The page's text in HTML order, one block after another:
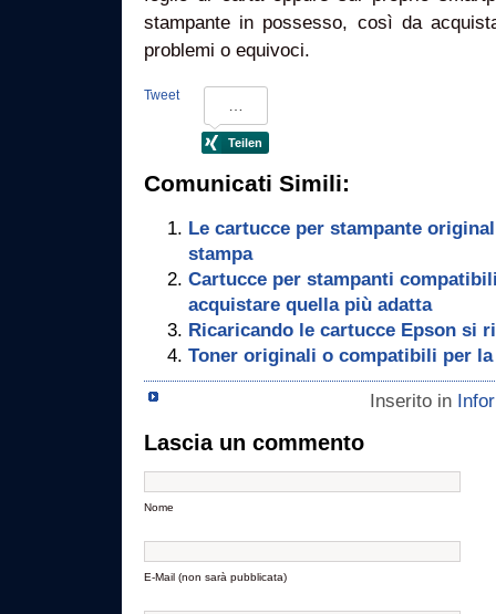
stampante in possesso, così da
problemi o equivoci.
Tweet
Comunicati Simili:
Le cartucce per stampante
stampa
Cartucce per stampanti
acquistare quella più adatta
Ricaricando le cartucce Epson si
Toner originali o compatibili per
Inserito in
Lascia un commento
Nome
E-Mail (non sarà pubblicata)